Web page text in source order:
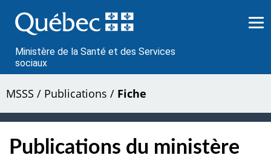
au
contenu
Ministère de la Santé et des Services
sociaux
MSSS / Publications / Fiche
Publications du ministère